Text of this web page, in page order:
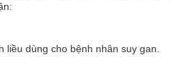
liều dùng cho bệnh nhân suy gan.